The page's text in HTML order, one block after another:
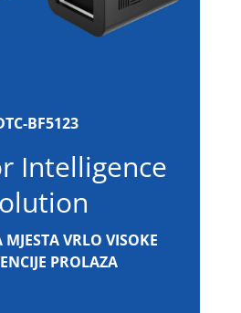
BF5123
Intelligence
VRLO VISOKE
PROLAZA